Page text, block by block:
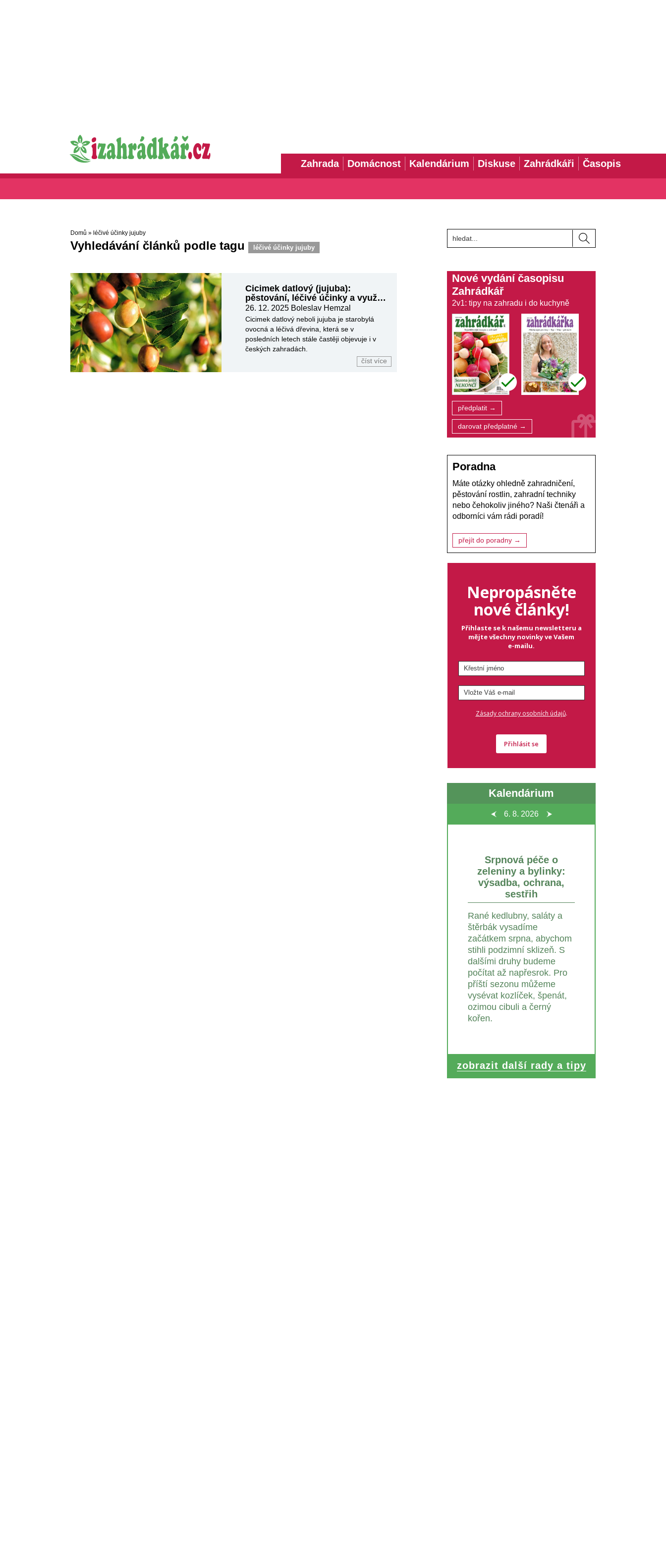
Zahrada Domácnost Kalendárium Diskuse Zahrádkáři Časopis
Domů » léčivé účinky jujuby
Vyhledávání článků podle tagu léčivé účinky jujuby
Cicimek datlový (jujuba):
pěstování, léčivé účinky a využití
plodů
26. 12. 2025 Boleslav Hemzal
Cicimek datlový neboli jujuba je starobylá
ovocná a léčivá dřevina, která se v
posledních letech stále častěji objevuje i v
českých zahradách.
číst více
Nové vydání časopisu
Zahrádkář
2v1: tipy na zahradu i do kuchyně
předplatit →
darovat předplatné →
Poradna
Máte otázky ohledně zahradničení,
pěstování rostlin, zahradní techniky
nebo čehokoliv jiného? Naši čtenáři a
odborníci vám rádi poradí!
přejít do poradny →
Nepropásněte
nové články!
Přihlaste se k našemu newsletteru a
mějte všechny novinky ve Vašem
e-mailu.
Zásady ochrany osobních údajů.
Přihlásit se
Kalendárium
6. 8. 2026
Srpnová péče o
zeleniny a bylinky:
výsadba, ochrana,
sestřih
Rané kedlubny, saláty a
štěrbák vysadíme
začátkem srpna, abychom
stihli podzimní sklizeň. S
dalšími druhy budeme
počítat až napřesrok. Pro
příští sezonu můžeme
vysévat kozlíček, špenát,
ozimou cibuli a černý
kořen.
zobrazit další rady a tipy